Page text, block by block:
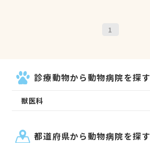
1
診療動物から動物病院を探す
獣医科
都道府県から動物病院を探す